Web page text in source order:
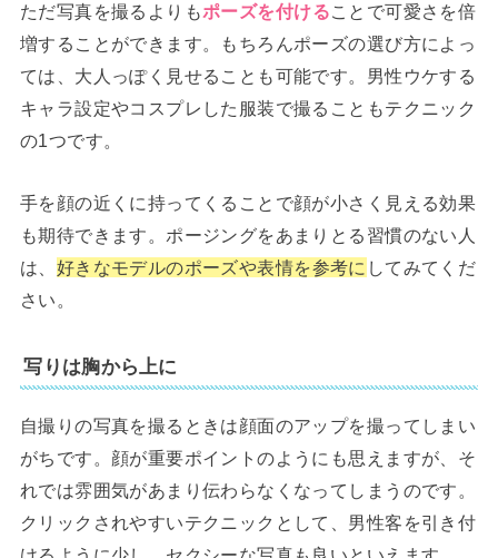
ただ写真を撮るよりもポーズを付けることで可愛さを倍
増することができます。もちろんポーズの選び方によっ
ては、大人っぽく見せることも可能です。男性ウケする
キャラ設定やコスプレした服装で撮ることもテクニック
の1つです。
手を顔の近くに持ってくることで顔が小さく見える効果
も期待できます。ポージングをあまりとる習慣のない人
は、 好きなモデルのポーズや表情を参考に してみてくだ
さい。
写りは胸から上に
自撮りの写真を撮るときは顔面のアップを撮ってしまい
がちです。顔が重要ポイントのようにも思えますが、そ
れでは雰囲気があまり伝わらなくなってしまうのです。
クリックされやすいテクニックとして、男性客を引き付